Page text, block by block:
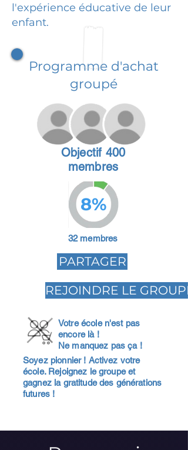
l'expérience éducative de leur
enfant.
Programme d'achat
groupé
Objectif 400
membres
8%
32 membres
PARTAGER
REJOINDRE LE GROUPE
Votre école n'est pas
encore là !
Ne manquez pas ça !
Soyez pionnier ! Activez votre
école. Rejoignez le groupe et
gagnez la gratitude des générations
futures !